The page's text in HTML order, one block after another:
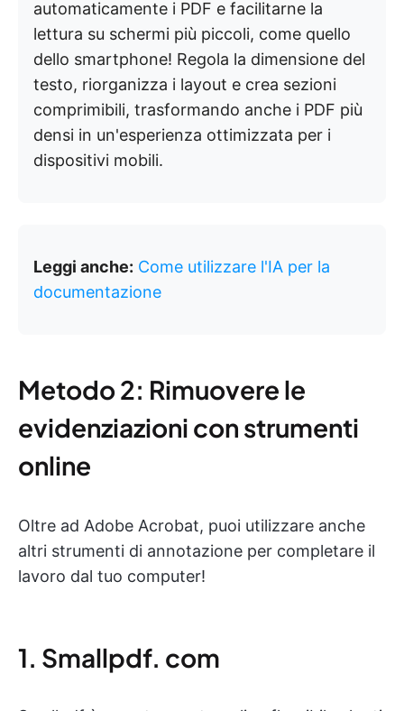
automaticamente i PDF e facilitarne la
lettura su schermi più piccoli, come quello
dello smartphone! Regola la dimensione del
testo, riorganizza i layout e crea sezioni
comprimibili, trasformando anche i PDF più
densi in un'esperienza ottimizzata per i
dispositivi mobili.
Leggi anche: Come utilizzare l'IA per la
documentazione
Metodo 2: Rimuovere le
evidenziazioni con strumenti
online
Oltre ad Adobe Acrobat, puoi utilizzare anche
altri strumenti di annotazione per completare il
lavoro dal tuo computer!
1. Smallpdf. com